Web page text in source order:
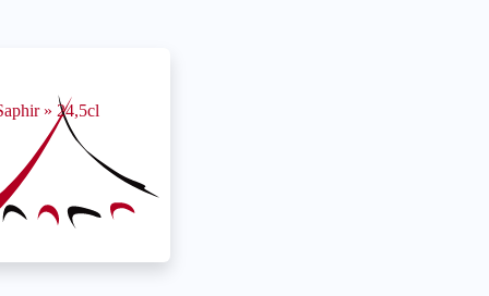
» 24,5cl